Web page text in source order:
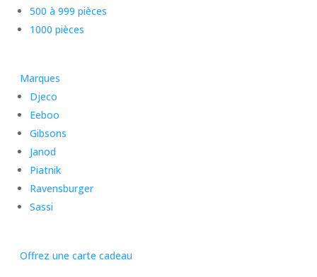
500 à 999 pièces
1000 pièces
Marques
Djeco
Eeboo
Gibsons
Janod
Piatnik
Ravensburger
Sassi
Offrez une carte cadeau